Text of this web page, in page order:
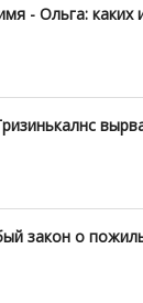
- Ольга: каких
закон о